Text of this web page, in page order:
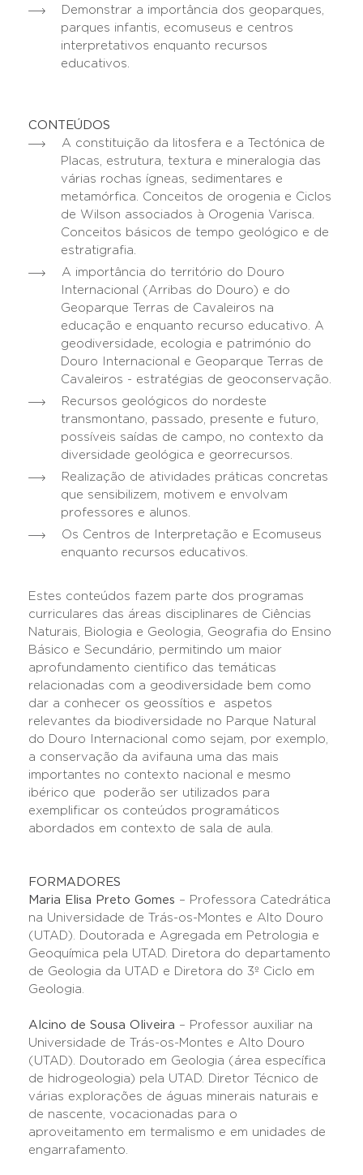
Demonstrar a importância dos geoparques,
parques infantis, ecomuseus e centros
interpretativos enquanto recursos
educativos.
CONTEÚDOS
A constituição da litosfera e a Tectónica de
Placas, estrutura, textura e mineralogia das
várias rochas ígneas, sedimentares e
metamórfica. Conceitos de orogenia e Ciclos
de Wilson associados à Orogenia Varisca.
Conceitos básicos de tempo geológico e de
estratigrafia.
A importância do território do Douro
Internacional (Arribas do Douro) e do
Geoparque Terras de Cavaleiros na
educação e enquanto recurso educativo. A
geodiversidade, ecologia e património do
Douro Internacional e Geoparque Terras de
Cavaleiros - estratégias de geoconservação.
Recursos geológicos do nordeste
transmontano, passado, presente e futuro,
possíveis saídas de campo, no contexto da
diversidade geológica e georrecursos.
Realização de atividades práticas concretas
que sensibilizem, motivem e envolvam
professores e alunos.
Os Centros de Interpretação e Ecomuseus
enquanto recursos educativos.
Estes conteúdos fazem parte dos programas
curriculares das áreas disciplinares de Ciências
Naturais, Biologia e Geologia, Geografia do Ensino
Básico e Secundário, permitindo um maior
aprofundamento cientifico das temáticas
relacionadas com a geodiversidade bem como
dar a conhecer os geossítios e aspetos
relevantes da biodiversidade no Parque Natural
do Douro Internacional como sejam, por exemplo,
a conservação da avifauna uma das mais
importantes no contexto nacional e mesmo
ibérico que poderão ser utilizados para
exemplificar os conteúdos programáticos
abordados em contexto de sala de aula.
FORMADORES
Maria Elisa Preto Gomes – Professora Catedrática
na Universidade de Trás-os-Montes e Alto Douro
(UTAD). Doutorada e Agregada em Petrologia e
Geoquímica pela UTAD. Diretora do departamento
de Geologia da UTAD e Diretora do 3º Ciclo em
Geologia.
Alcino de Sousa Oliveira – Professor auxiliar na
Universidade de Trás-os-Montes e Alto Douro
(UTAD). Doutorado em Geologia (área específica
de hidrogeologia) pela UTAD. Diretor Técnico de
várias explorações de águas minerais naturais e
de nascente, vocacionadas para o
aproveitamento em termalismo e em unidades de
engarrafamento.